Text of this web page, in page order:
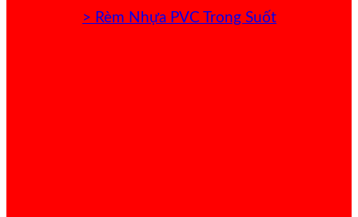
> Rèm Nhựa PVC Trong Suốt